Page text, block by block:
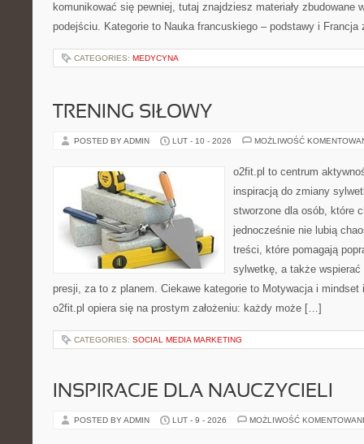
komunikować się pewniej, tutaj znajdziesz materiały zbudowane
podejściu. Kategorie to Nauka francuskiego – podstawy i
CATEGORIES: MEDYCYNA
TRENING SIŁOWY
POSTED BY ADMIN LUT - 10 - 2026 MOŻLIWOŚĆ
o2fit.pl to centrum
inspiracją do zmiany
stworzone dla osób, które
jednocześnie nie lubią
treści, które pomagają
sylwetkę, a także
presji, za to z planem. Ciekawe kategorie to Motywacja i mindset
o2fit.pl opiera się na prostym założeniu: każdy może […]
CATEGORIES: SOCIAL MEDIA MARKETING
INSPIRACJE DLA NAUCZYCIELI
POSTED BY ADMIN LUT - 9 - 2026 MOŻLIWOŚĆ